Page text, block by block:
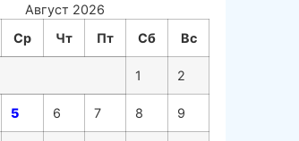
Август 2026
Ср Чт Пт Сб Вс
1 2
5 6 7 8 9